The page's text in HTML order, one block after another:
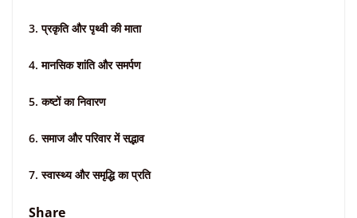
3. प्रकृति और पृथ्वी की माता
4. मानसिक शांति और समर्पण
5. कष्टों का निवारण
6. समाज और परिवार में सद्भाव
7. स्वास्थ्य और समृद्धि का प्रति
Share